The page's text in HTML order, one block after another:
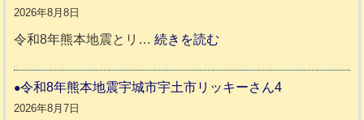
2026年8月8日
令和8年熊本地震とリ…続きを読む
和
令和8年熊本地震宇城市宇土市リッキーさん4
2026年8月7日